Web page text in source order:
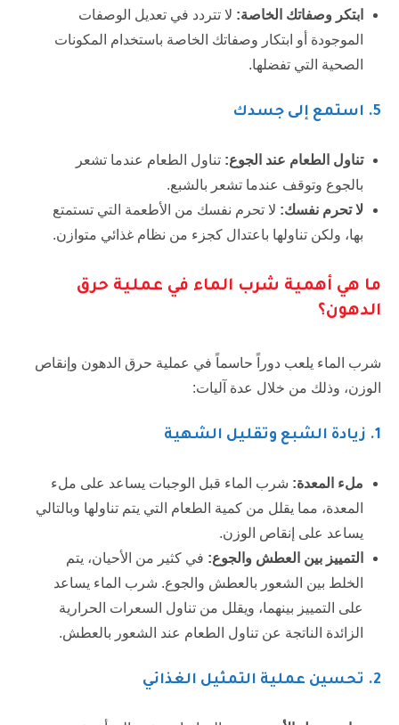
ابتكر وصفاتك الخاصة: لا تتردد في تعديل الوصفات
الموجودة أو ابتكار وصفاتك الخاصة باستخدام المكونات
الصحية التي تفضلها.
5. استمع إلى جسدك
تناول الطعام عند الجوع: تناول الطعام عندما تشعر
بالجوع وتوقف عندما تشعر بالشبع.
لا تحرم نفسك: لا تحرم نفسك من الأطعمة التي تستمتع
بها، ولكن تناولها باعتدال كجزء من نظام غذائي متوازن.
ما هي أهمية شرب الماء في عملية حرق
الدهون؟
شرب الماء يلعب دوراً حاسماً في عملية حرق الدهون وإنقاص
الوزن، وذلك من خلال عدة آليات:
1. زيادة الشبع وتقليل الشهية
ملء المعدة: شرب الماء قبل الوجبات يساعد على ملء
المعدة، مما يقلل من كمية الطعام التي يتم تناولها وبالتالي
يساعد على إنقاص الوزن.
التمييز بين العطش والجوع: في كثير من الأحيان، يتم
الخلط بين الشعور بالعطش والجوع. شرب الماء يساعد
على التمييز بينهما، ويقلل من تناول السعرات الحرارية
الزائدة الناتجة عن تناول الطعام عند الشعور بالعطش.
2. تحسين عملية التمثيل الغذائي